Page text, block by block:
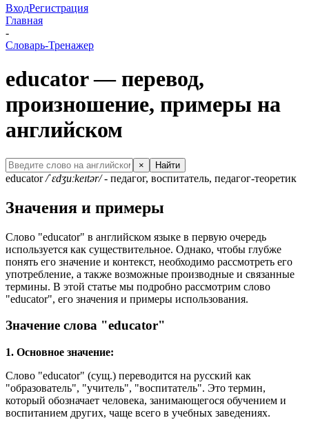
ВходРегистрация
Главная
-
Словарь-Тренажер
educator — перевод,
произношение, примеры на
английском
× Найти
educator /ˈɛdʒuːkeɪtər/- педагог, воспитатель, педагог-теоретик
Значения и примеры
Слово "educator" в английском языке в первую очередь
используется как существительное. Однако, чтобы глубже
понять его значение и контекст, необходимо рассмотреть его
употребление, а также возможные производные и связанные
термины. В этой статье мы подробно рассмотрим слово
"educator", его значения и примеры использования.
Значение слова "educator"
1. Основное значение:
Слово "educator" (сущ.) переводится на русский как
"образователь", "учитель", "воспитатель". Это термин,
который обозначает человека, занимающегося обучением и
воспитанием других, чаще всего в учебных заведениях.